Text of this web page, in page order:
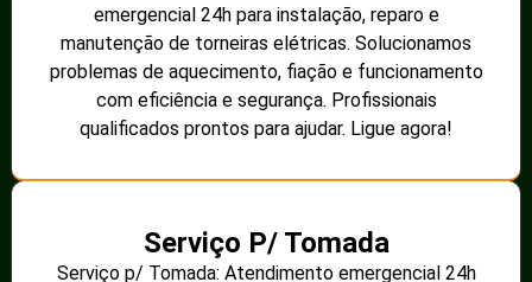
emergencial 24h para instalação, reparo e
manutenção de torneiras elétricas. Solucionamos
problemas de aquecimento, fiação e funcionamento
com eficiência e segurança. Profissionais
qualificados prontos para ajudar. Ligue agora!
Serviço P/ Tomada
Serviço p/ Tomada: Atendimento emergencial 24h